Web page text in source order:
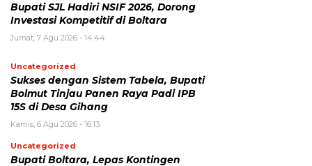
Bupati SJL Hadiri NSIF 2026, Dorong
Investasi Kompetitif di Boltara
Jumat, 7 Agu 2026 - 14:44
Uncategorized
Sukses dengan Sistem Tabela, Bupati
Bolmut Tinjau Panen Raya Padi IPB
15S di Desa Gihang
Kamis, 6 Agu 2026 - 16:13
Uncategorized
Bupati Boltara, Lepas Kontingen